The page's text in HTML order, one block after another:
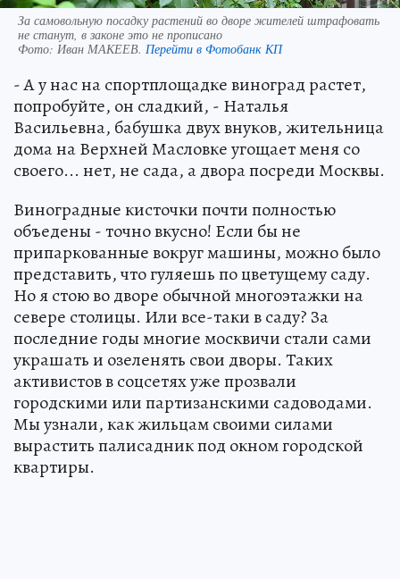
За самовольную посадку растений во дворе жителей штрафовать
не станут, в законе это не прописано
Фото: Иван МАКЕЕВ. Перейти в Фотобанк КП
- А у нас на спортплощадке виноград растет,
попробуйте, он сладкий, - Наталья
Васильевна, бабушка двух внуков, жительница
дома на Верхней Масловке угощает меня со
своего... нет, не сада, а двора посреди Москвы.
Виноградные кисточки почти полностью
объедены - точно вкусно! Если бы не
припаркованные вокруг машины, можно было
представить, что гуляешь по цветущему саду.
Но я стою во дворе обычной многоэтажки на
севере столицы. Или все-таки в саду? За
последние годы многие москвичи стали сами
украшать и озеленять свои дворы. Таких
активистов в соцсетях уже прозвали
городскими или партизанскими садоводами.
Мы узнали, как жильцам своими силами
вырастить палисадник под окном городской
квартиры.